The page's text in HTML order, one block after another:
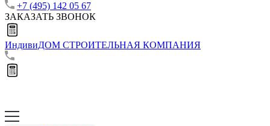
+7 (495) 142 05 67
ЗАКАЗАТЬ ЗВОНОК
ИндивиДОМ СТРОИТЕЛЬНАЯ КОМПАНИЯ